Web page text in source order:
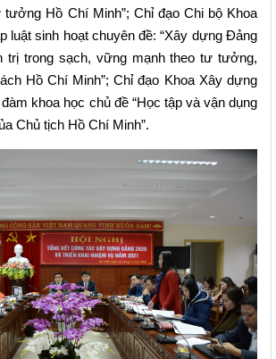
tưởng Hồ Chí Minh”; Chỉ đạo Chi bộ Khoa
luật sinh hoạt chuyên đề: “Xây dựng Đảng
trị trong sạch, vững mạnh theo tư tưởng,
Hồ Chí Minh”; Chỉ đạo Khoa Xây dựng
khoa học chủ đề “Học tập và vận dụng
Chủ tịch Hồ Chí Minh”.